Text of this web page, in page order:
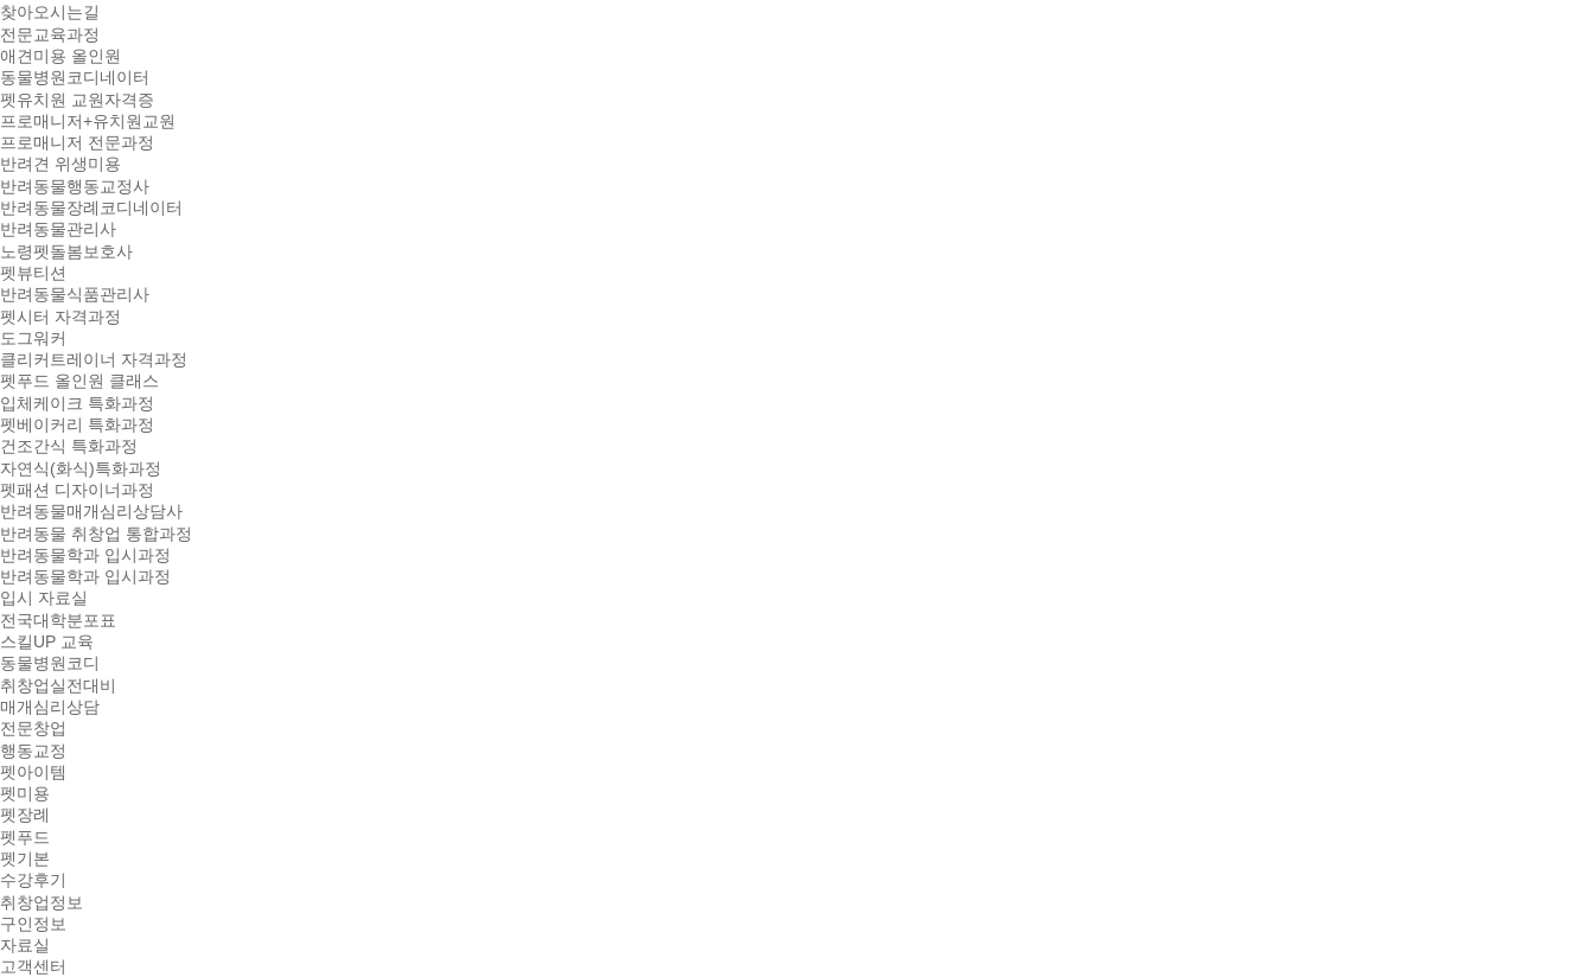
찾아오시는길
전문교육과정
애견미용 올인원
동물병원코디네이터
펫유치원 교원자격증
프로매니저+유치원교원
프로매니저 전문과정
반려견 위생미용
반려동물행동교정사
반려동물장례코디네이터
반려동물관리사
노령펫돌봄보호사
펫뷰티션
반려동물식품관리사
펫시터 자격과정
도그워커
클리커트레이너 자격과정
펫푸드 올인원 클래스
입체케이크 특화과정
펫베이커리 특화과정
건조간식 특화과정
자연식(화식)특화과정
펫패션 디자이너과정
반려동물매개심리상담사
반려동물 취창업 통합과정
반려동물학과 입시과정
반려동물학과 입시과정
입시 자료실
전국대학분포표
스킬UP 교육
동물병원코디
취창업실전대비
매개심리상담
전문창업
행동교정
펫아이템
펫미용
펫장례
펫푸드
펫기본
수강후기
취창업정보
구인정보
자료실
고객센터